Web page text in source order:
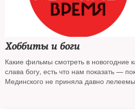
Хоббиты и боги
Какие фильмы смотреть в новогодние
слава богу, есть что нам показать —
Мединского не приняла давно